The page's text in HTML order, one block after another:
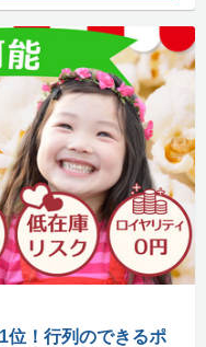
位！行列のできるポ